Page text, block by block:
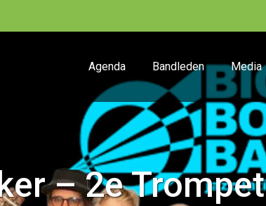
Agenda Bandleden Media
– 2e Trompet